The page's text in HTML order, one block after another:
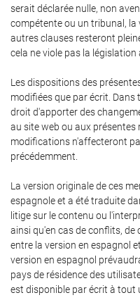
serait déclarée nulle, non
compétente ou un tribunal,
autres clauses resteront
cela ne viole pas la législation
Les dispositions des
modifiées que par écrit. Dans
droit d'apporter des
au site web ou aux
modifications n'affecteront
précédemment.
La version originale de ces
espagnole et a été traduite
litige sur le contenu ou
ainsi qu'en cas de conflits,
entre la version en espagnol
version en espagnol
pays de résidence des
est disponible par écrit à tout